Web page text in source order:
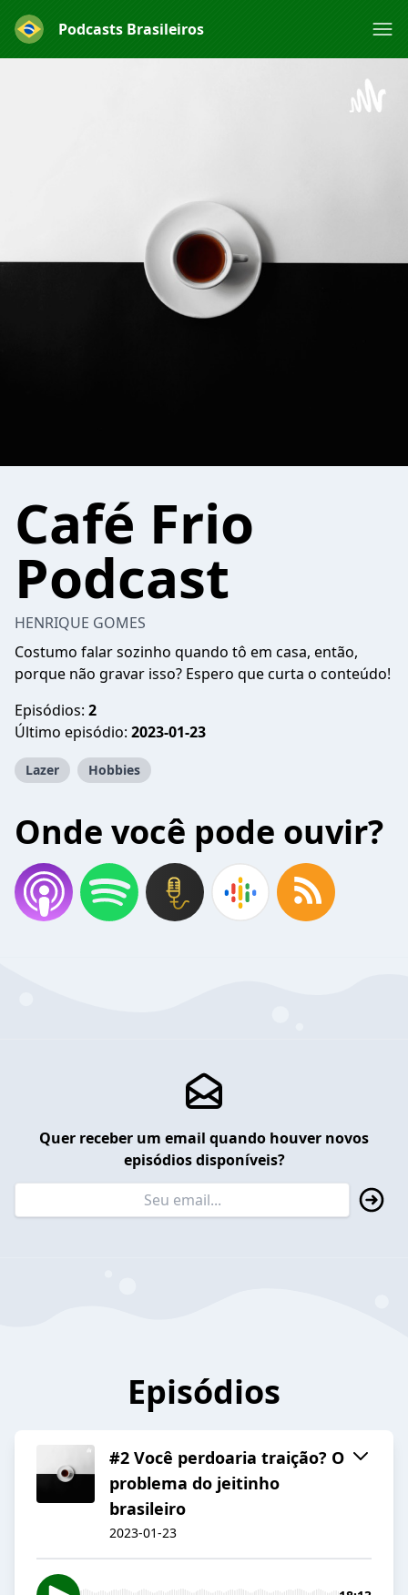
Podcasts Brasileiros
Café Frio
Podcast
HENRIQUE GOMES
Costumo falar sozinho quando tô em casa, então,
porque não gravar isso? Espero que curta o conteúdo!
Episódios: 2
Último episódio: 2023-01-23
Lazer Hobbies
Onde você pode ouvir?
Quer receber um email quando houver novos
episódios disponíveis?
Episódios
#2 Você perdoaria traição? O
problema do jeitinho
brasileiro
2023-01-23